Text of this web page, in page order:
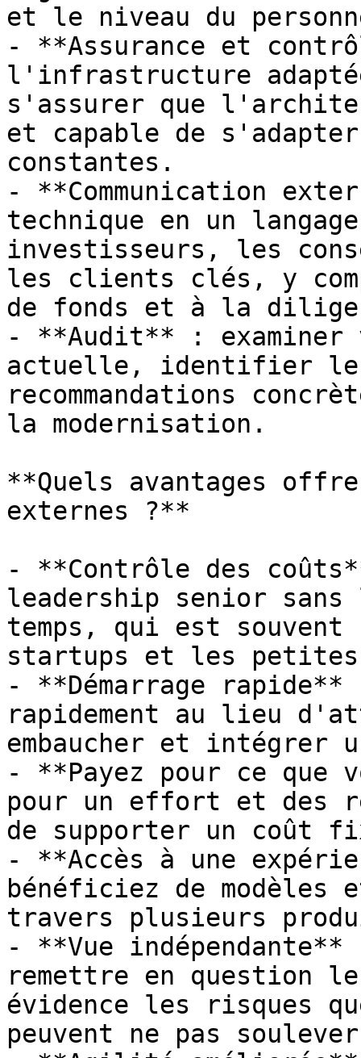
et le niveau du
- **Assurance et
l'infrastructure
s'assurer que
et capable de
constantes.
- **Communication
technique en un
investisseurs, les
les clients clés, y
de fonds et à la
- **Audit** : examiner
actuelle, identifier
recommandations
la modernisation.
**Quels avantages
externes ?**
- **Contrôle des
leadership senior
temps, qui est
startups et les
- **Démarrage
rapidement au lieu
embaucher et intégrer
- **Payez pour ce que
pour un effort et des
de supporter un coût
- **Accès à une
bénéficiez de modèles
travers plusieurs
- **Vue indépendante**
remettre en question
évidence les risques
peuvent ne pas